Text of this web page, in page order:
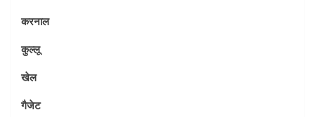
करनाल
कुल्लू
खेल
गैजेट